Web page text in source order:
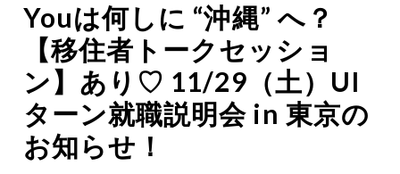
Youは何しに “沖縄” へ？
【移住者トークセッショ
ン】あり♡ 11/29（土）UI
ターン就職説明会 in 東京の
お知らせ！